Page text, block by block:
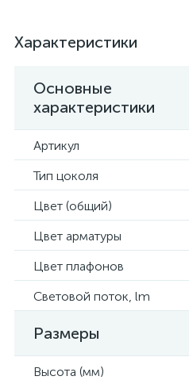
Характеристики
Основные
характеристики
Артикул
Тип цоколя
Цвет (общий)
Цвет арматуры
Цвет плафонов
Световой поток, lm
Размеры
Высота (мм)